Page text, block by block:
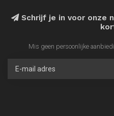
Schrijf je in voor onze
Mis geen persoonlijke